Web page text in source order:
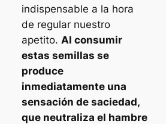
indispensable a la hora
de regular nuestro
apetito. Al consumir
estas semillas se
produce
inmediatamente una
sensación de saciedad,
que neutraliza el hambre